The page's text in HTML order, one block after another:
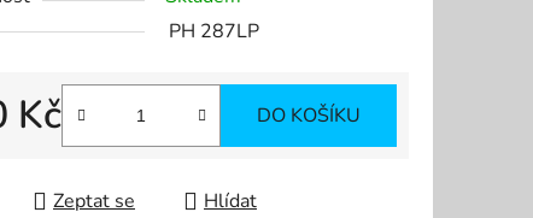
PH 287LP
Kč DO KOŠÍKU
Zeptat se
Hlídat